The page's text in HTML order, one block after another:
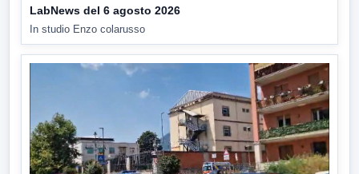
LabNews del 6 agosto 2026
In studio Enzo colarusso